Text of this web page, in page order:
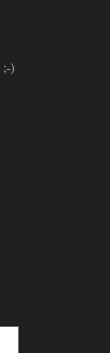
;-)